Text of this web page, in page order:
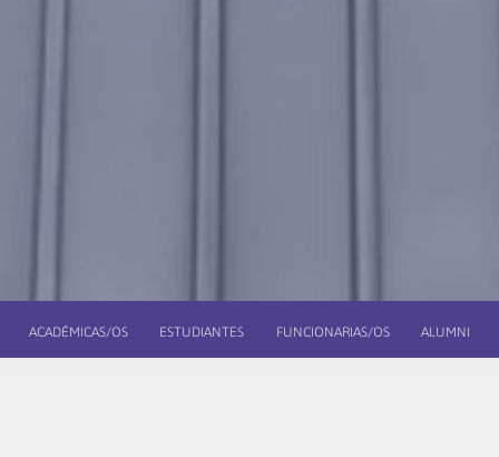
ACADÉMICAS/OS ESTUDIANTES FUNCIONARIAS/OS ALUMNI